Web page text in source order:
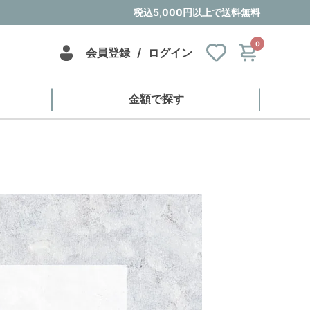
税込5,000円以上で送料無料
会員登録 / ログイン
0
金額で探す